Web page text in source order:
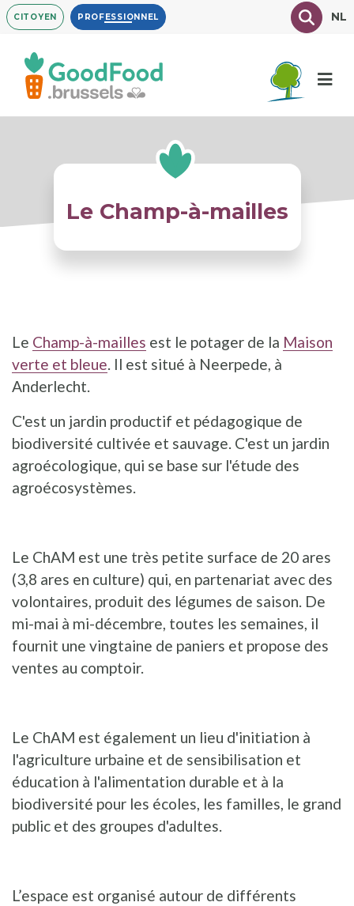
Aller
au
contenu
principal
CITOYEN PROFESSIONNEL TexteNL
Le Champ-à-mailles
Le Champ-à-mailles est le potager de la Maison
verte et bleue. Il est situé à Neerpede, à
Anderlecht.
C'est un jardin productif et pédagogique de
biodiversité cultivée et sauvage. C'est un jardin
agroécologique, qui se base sur l'étude des
agroécosystèmes.
Le ChAM est une très petite surface de 20 ares
(3,8 ares en culture) qui, en partenariat avec des
volontaires, produit des légumes de saison. De
mi-mai à mi-décembre, toutes les semaines, il
fournit une vingtaine de paniers et propose des
ventes au comptoir.
Le ChAM est également un lieu d'initiation à
l'agriculture urbaine et de sensibilisation et
éducation à l'alimentation durable et à la
biodiversité pour les écoles, les familles, le grand
public et des groupes d'adultes.
L’espace est organisé autour de différents